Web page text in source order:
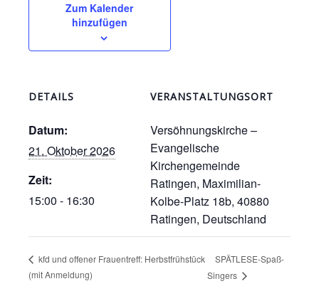
Zum Kalender
hinzufügen
DETAILS
Datum:
21. Oktober 2026
Zeit:
15:00 - 16:30
VERANSTALTUNGSORT
Versöhnungskirche –
Evangelische
Kirchengemeinde
Ratingen, Maximilian-
Kolbe-Platz 18b, 40880
Ratingen, Deutschland
kfd und offener Frauentreff: Herbstfrühstück
(mit Anmeldung)
SPÄTLESE-Spaß-
Singers